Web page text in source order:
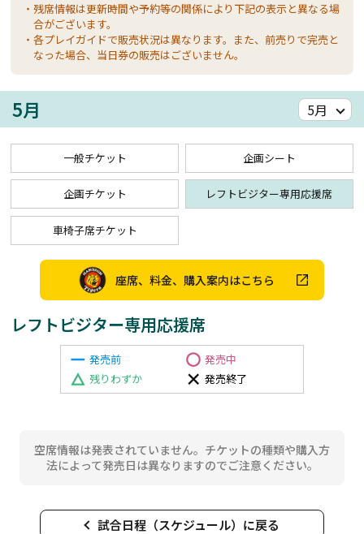
・残席情報は更新時間や予約等の関係により下記の表示と異なる場
合がございます。
・各プレイガイドで販売状況は異なります。また、前売りで完売と
なった場合、当日券の販売はございません。
5月
一般チケット 企画シート
企画チケット レフトビジター専用応援席
車椅子席チケット
座席、料金、購入案内はこちら
レフトビジター専用応援席
発売前
発売中
残りわずか
発売終了
空席情報は発表されていません。チケットの種類や購入方
法によって発売日は異なりますのでご注意ください。
試合日程（スケジュール）に戻る